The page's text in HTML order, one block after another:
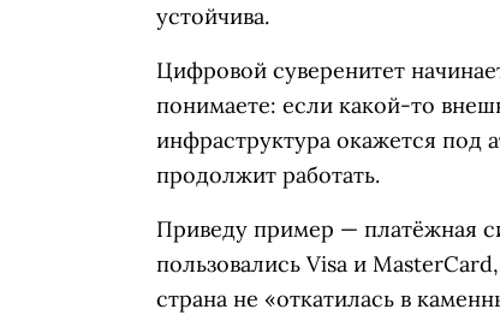
устойчива.
Цифровой суверенитет
понимаете: если какой-то
инфраструктура окажется под
продолжит работать.
Приведу пример — платёжная
пользовались Visa и
страна не «откатилась в